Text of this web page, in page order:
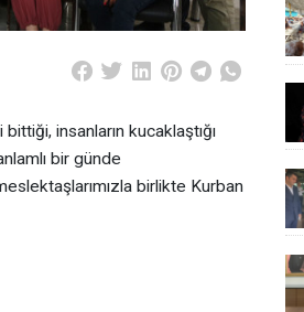
bittiği, insanların kucaklaştığı
bir günde
birlikte Kurban